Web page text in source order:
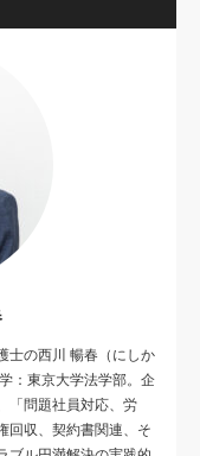
士の西川 暢春（にしか
：東京大学法学部。企
「問題社員対応、労
回収、契約書関連、そ